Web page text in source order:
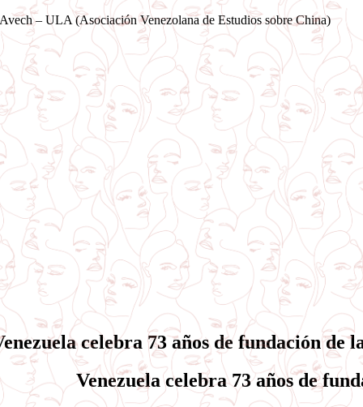
Saltar
contenido
Avech – ULA (Asociación Venezolana de Estudios sobre China)
celebra 73 años de fundación de
Venezuela celebra 73 años de